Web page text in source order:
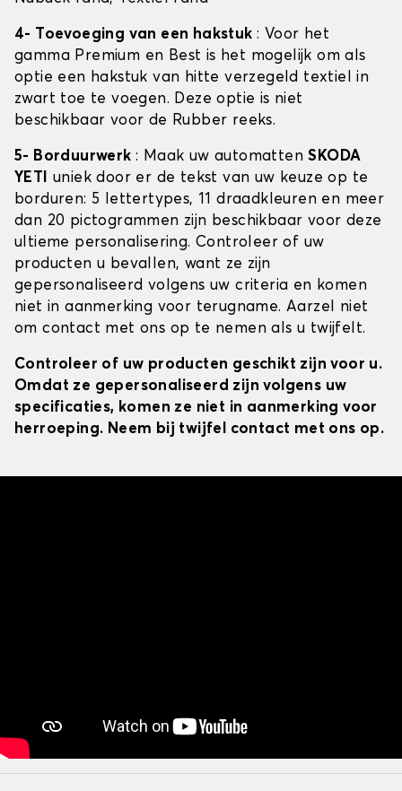
4- Toevoeging van een hakstuk : Voor het
gamma Premium en Best is het mogelijk om als
optie een hakstuk van hitte verzegeld textiel in
zwart toe te voegen. Deze optie is niet
beschikbaar voor de Rubber reeks.
5- Borduurwerk : Maak uw automattenSKODA
YETI uniek door er de tekst van uw keuze op te
borduren: 5 lettertypes, 11 draadkleuren en meer
dan 20 pictogrammen zijn beschikbaar voor deze
ultieme personalisering. Controleer of uw
producten u bevallen, want ze zijn
gepersonaliseerd volgens uw criteria en komen
niet in aanmerking voor terugname. Aarzel niet
om contact met ons op te nemen als u twijfelt.
Controleer of uw producten geschikt zijn voor u.
Omdat ze gepersonaliseerd zijn volgens uw
specificaties, komen ze niet in aanmerking voor
herroeping. Neem bij twijfel contact met ons op.